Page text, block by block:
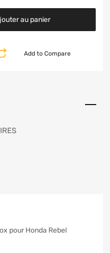
au panier
Add to Compare
pour Honda Rebel